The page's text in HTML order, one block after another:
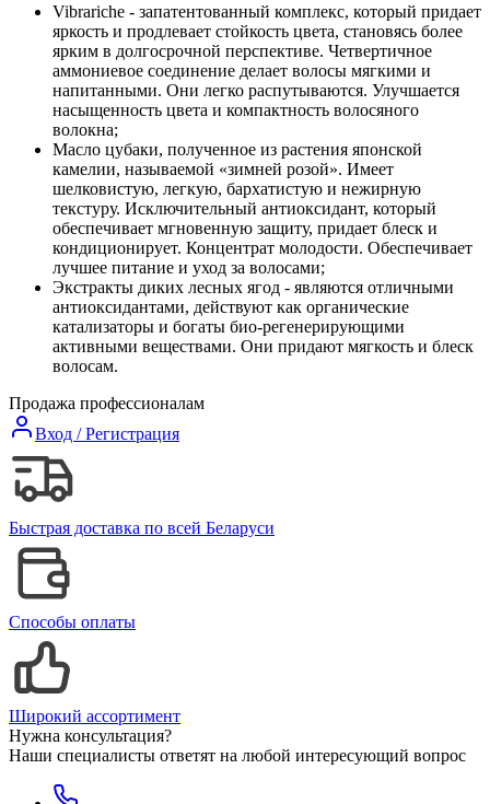
Vibrariche - запатентованный комплекс, который придает
яркость и продлевает стойкость цвета, становясь более
ярким в долгосрочной перспективе. Четвертичное
аммониевое соединение делает волосы мягкими и
напитанными. Они легко распутываются. Улучшается
насыщенность цвета и компактность волосяного
волокна;
Масло цубаки, полученное из растения японской
камелии, называемой «зимней розой». Имеет
шелковистую, легкую, бархатистую и нежирную
текстуру. Исключительный антиоксидант, который
обеспечивает мгновенную защиту, придает блеск и
кондиционирует. Концентрат молодости. Обеспечивает
лучшее питание и уход за волосами;
Экстракты диких лесных ягод - являются отличными
антиоксидантами, действуют как органические
катализаторы и богаты био-регенерирующими
активными веществами. Они придают мягкость и блеск
волосам.
Продажа профессионалам
Вход / Регистрация
Быстрая доставка по всей Беларуси
Способы оплаты
Широкий ассортимент
Нужна консультация?
Наши специалисты ответят на любой интересующий вопрос